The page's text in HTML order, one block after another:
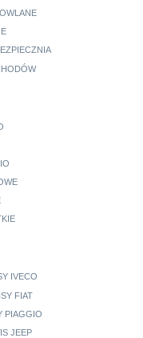
IVECO
FIAT
PIAGGIO
JEEP